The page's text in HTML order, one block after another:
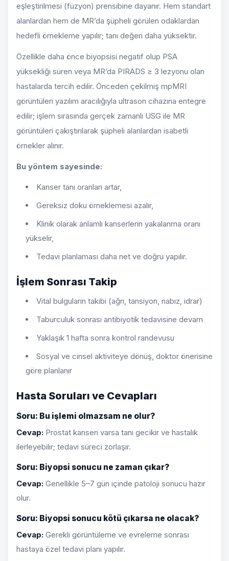
eşleştirilmesi (füzyon) prensibine dayanır. Hem standart
alanlardan hem de MR’da şüpheli görülen odaklardan
hedefli örnekleme yapılır; tanı değeri daha yüksektir.
Özellikle daha önce biyopsisi negatif olup PSA
yüksekliği süren veya MR’da PIRADS ≥ 3 lezyonu olan
hastalarda tercih edilir. Önceden çekilmiş mpMRI
görüntüleri yazılım aracılığıyla ultrason cihazına entegre
edilir; işlem sırasında gerçek zamanlı USG ile MR
görüntüleri çakıştırılarak şüpheli alanlardan isabetli
örnekler alınır.
Bu yöntem sayesinde:
Kanser tanı oranları artar,
Gereksiz doku örneklemesi azalır,
Klinik olarak anlamlı kanserlerin yakalanma oranı
yükselir,
Tedavi planlaması daha net ve doğru yapılır.
İşlem Sonrası Takip
Vital bulguların takibi (ağrı, tansiyon, nabız, idrar)
Taburculuk sonrası antibiyotik tedavisine devam
Yaklaşık 1 hafta sonra kontrol randevusu
Sosyal ve cinsel aktiviteye dönüş, doktor önerisine
göre planlanır
Hasta Soruları ve Cevapları
Soru: Bu işlemi olmazsam ne olur?
Cevap: Prostat kanseri varsa tanı gecikir ve hastalık
ilerleyebilir; tedavi süreci zorlaşır.
Soru: Biyopsi sonucu ne zaman çıkar?
Cevap: Genellikle 5–7 gün içinde patoloji sonucu hazır
olur.
Soru: Biyopsi sonucu kötü çıkarsa ne olacak?
Cevap: Gerekli görüntüleme ve evreleme sonrası
hastaya özel tedavi planı yapılır.